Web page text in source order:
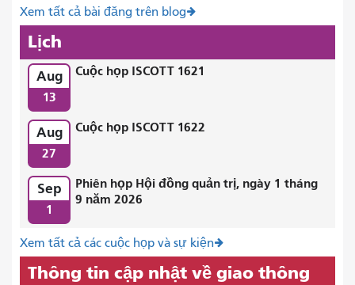
Xem tất cả bài đăng trên blog
Lịch
Aug
13
Cuộc họp ISCOTT 1621
Aug
27
Cuộc họp ISCOTT 1622
Sep
1
Phiên họp Hội đồng quản trị, ngày 1 tháng
9 năm 2026
Xem tất cả các cuộc họp và sự kiện
Thông tin cập nhật về giao thông